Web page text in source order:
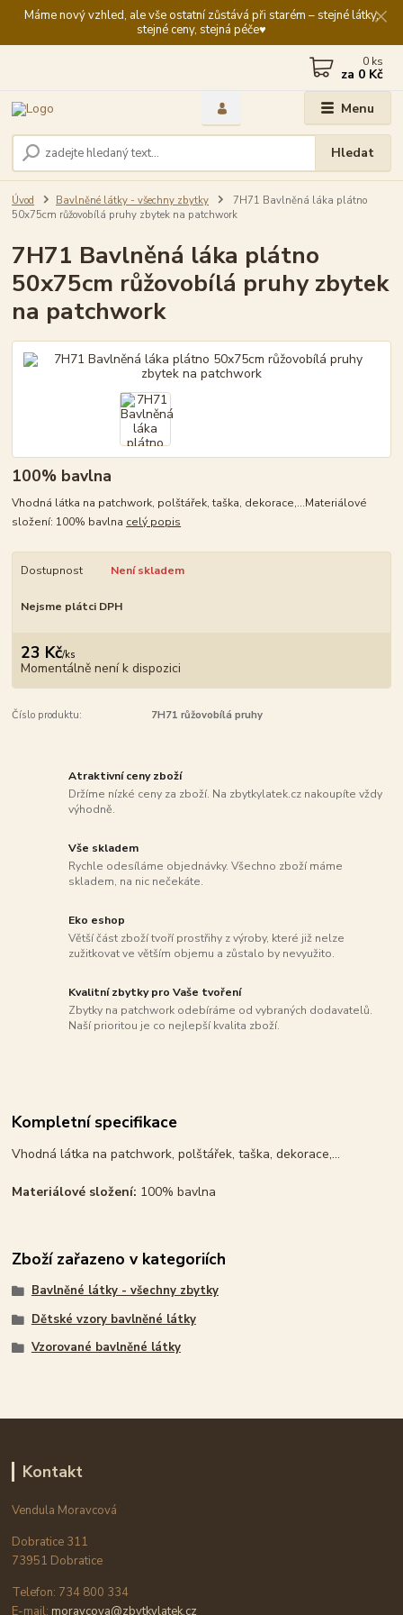
Máme nový vzhled, ale vše ostatní zůstává při starém – stejné látky,
stejné ceny, stejná péče♥️
Menu
Hledat
0 ks
za 0 Kč
Úvod Bavlněné látky - všechny zbytky
7H71 Bavlněná láka plátno
50x75cm růžovobílá pruhy zbytek na patchwork
7H71 Bavlněná láka plátno
50x75cm růžovobílá pruhy zbytek
na patchwork
100% bavlna
Vhodná látka na patchwork, polštářek, taška, dekorace,...Materiálové
složení: 100% bavlna celý popis
Dostupnost Není skladem
Nejsme plátci DPH
23 Kč/ks
Momentálně není k dispozici
Číslo produktu: 7H71 růžovobílá pruhy
Atraktivní ceny zboží
Držíme nízké ceny za zboží. Na zbytkylatek.cz nakoupíte vždy
výhodně.
Vše skladem
Rychle odesíláme objednávky. Všechno zboží máme
skladem, na nic nečekáte.
Eko eshop
Větší část zboží tvoří prostřihy z výroby, které již nelze
zužitkovat ve větším objemu a zůstalo by nevyužito.
Kvalitní zbytky pro Vaše tvoření
Zbytky na patchwork odebíráme od vybraných dodavatelů.
Naší prioritou je co nejlepší kvalita zboží.
Kompletní specifikace
Vhodná látka na patchwork, polštářek, taška, dekorace,...
Materiálové složení: 100% bavlna
Zboží zařazeno v kategoriích
Bavlněné látky - všechny zbytky
Dětské vzory bavlněné látky
Vzorované bavlněné látky
Kontakt
Vendula Moravcová
Dobratice 311
73951 Dobratice
Telefon: 734 800 334
E-mail: moravcova@zbytkylatek.cz